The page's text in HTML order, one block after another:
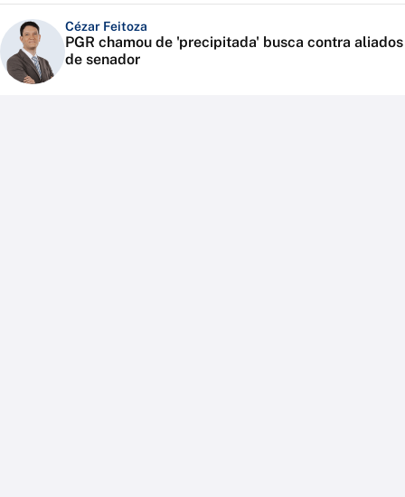
Cézar Feitoza
PGR chamou de 'precipitada' busca contra aliados
de senador